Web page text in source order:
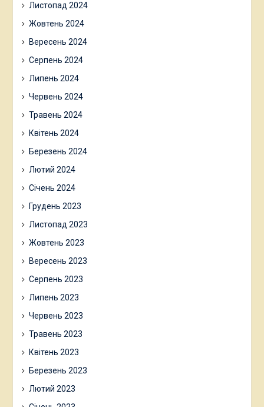
Листопад 2024
Жовтень 2024
Вересень 2024
Серпень 2024
Липень 2024
Червень 2024
Травень 2024
Квітень 2024
Березень 2024
Лютий 2024
Січень 2024
Грудень 2023
Листопад 2023
Жовтень 2023
Вересень 2023
Серпень 2023
Липень 2023
Червень 2023
Травень 2023
Квітень 2023
Березень 2023
Лютий 2023